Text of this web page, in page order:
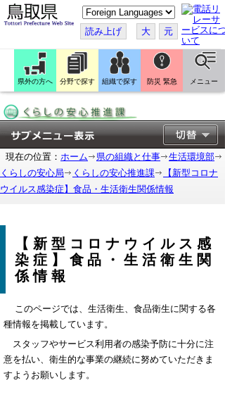
こ
の
ペ
ー
ジ
翻
訳
す
読み上げ 大 元
県外の方へ 分野で探す 組織で探す 防災 緊急 メニュー
現在の位置： ホーム 県の組織と仕事
生活環境部
くらしの安心局
くらしの安心推進課
【新型コロナ
ウイルス感染症】食品・生活衛生関係情報
【新型コロナウイルス感
染症】食品・生活衛生関
係情報
このページでは、生活衛生、食品衛生に関する各
種情報を掲載しています。
スタッフやサービス利用者の感染予防に十分に注
意を払い、衛生的な事業の継続に努めていただきま
すようお願いします。